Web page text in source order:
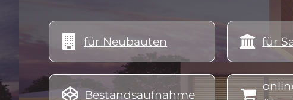
berechnen, energieausweis beantragen, energieausweis beispiel, energieausweis bedeutung, energieausweis
energieausweis definition, energieausweis dauer, energieausweis dauer gültigkeit, energieausweis doppelhaushälfte,
energieausweis fenstertausch, energieausweis für wohnung, energieausweis für altes haus österreich, energieausweis
 für Neubauten  für
 Bestandsaufnahme 